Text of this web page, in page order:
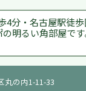
4分・名古屋駅徒
明るい角部屋で
丸の内1-11-33